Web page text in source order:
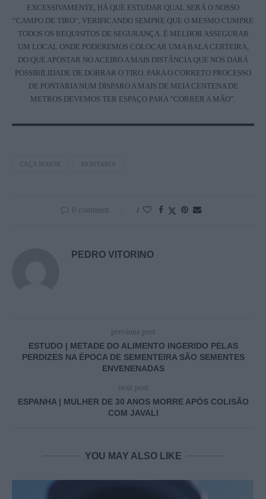
EXCESSIVAMENTE, HÁ QUE ESTUDAR QUAL SERÁ O NOSSO
“CAMPO DE TIRO”, VERIFICANDO SEMPRE QUE O MESMO CUMPRE
TODOS OS REQUISITOS DE SEGURANÇA. É MELHOR ASSEGURAR
UM LOCAL ONDE PODEREMOS COLOCAR UMA BALA CERTEIRA,
DO QUE APOSTAR NO ACEIRO A MAIS DISTÂNCIA QUE NOS DARÁ
POSSIBILIDADE DE DOBRAR O TIRO. PARA O CORRETO PROCESSO
DE PONTARIA NUM DISPARO A MAIS DE MEIA CENTENA DE
METROS DEVEMOS TER ESPAÇO PARA “CORRER A MÃO”.
CAÇA MAIOR MONTARIA
0 comment 1
PEDRO VITORINO
previous post
ESTUDO | METADE DO ALIMENTO INGERIDO PELAS
PERDIZES NA ÉPOCA DE SEMENTEIRA SÃO SEMENTES
ENVENENADAS
next post
ESPANHA | MULHER DE 30 ANOS MORRE APÓS COLISÃO
COM JAVALI
YOU MAY ALSO LIKE